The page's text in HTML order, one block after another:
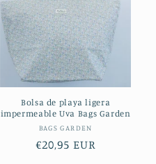
Bolsa de playa ligera
impermeable Uva Bags Garden
Proveedor:
BAGS GARDEN
Precio
€20,95 EUR